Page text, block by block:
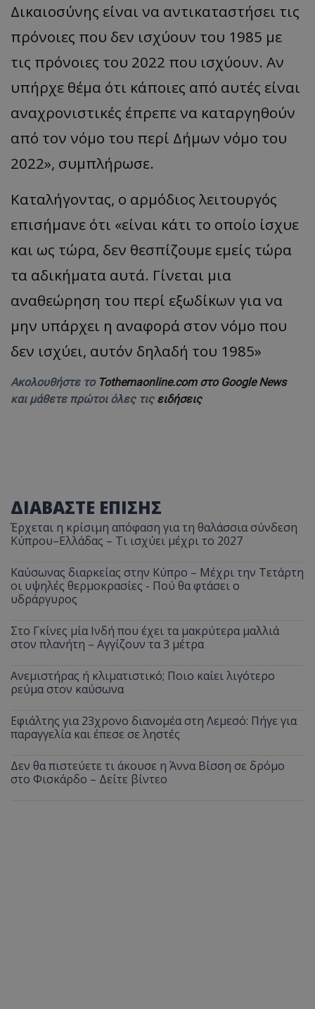
Δικαιοσύνης είναι να αντικαταστήσει τις
πρόνοιες που δεν ισχύουν του 1985 με
τις πρόνοιες του 2022 που ισχύουν. Αν
υπήρχε θέμα ότι κάποιες από αυτές είναι
αναχρονιστικές έπρεπε να καταργηθούν
από τον νόμο του περί Δήμων νόμο του
2022», συμπλήρωσε.
Καταλήγοντας, ο αρμόδιος λειτουργός
επισήμανε ότι «είναι κάτι το οποίο ίσχυε
και ως τώρα, δεν θεσπίζουμε εμείς τώρα
τα αδικήματα αυτά. Γίνεται μια
αναθεώρηση του περί εξωδίκων για να
μην υπάρχει η αναφορά στον νόμο που
δεν ισχύει, αυτόν δηλαδή του 1985»
Ακολουθήστε το Tothemaonline.com στο Google News
και μάθετε πρώτοι όλες τις ειδήσεις
ΔΙΑΒΑΣΤΕ ΕΠΙΣΗΣ
Έρχεται η κρίσιμη απόφαση για τη θαλάσσια σύνδεση
Κύπρου–Ελλάδας – Τι ισχύει μέχρι το 2027
Καύσωνας διαρκείας στην Κύπρο – Μέχρι την Τετάρτη
οι υψηλές θερμοκρασίες - Πού θα φτάσει ο
υδράργυρος
Στο Γκίνες μία Ινδή που έχει τα μακρύτερα μαλλιά
στον πλανήτη – Αγγίζουν τα 3 μέτρα
Ανεμιστήρας ή κλιματιστικό; Ποιο καίει λιγότερο
ρεύμα στον καύσωνα
Εφιάλτης για 23χρονο διανομέα στη Λεμεσό: Πήγε για
παραγγελία και έπεσε σε ληστές
Δεν θα πιστεύετε τι άκουσε η Άννα Βίσση σε δρόμο
στο Φισκάρδο – Δείτε βίντεο